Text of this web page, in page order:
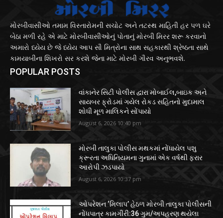
મોરબીવાસીઓ તમામ વિસ્તારોમની સચોટ અને તટસ્થ માહિતી હર પળ ઘરે
બેઠા મળી રહે એ માટે મોરબીવાસીઓનું પોતાનું મોરબી મિરર શરૂ કરવાનો
અમારો ધ્યેય છે જે ધ્યેય આપ સૌ મિત્રોના સાથ સહકારથી શ્રેષ્ઠતા સાથે
કામયાબીના શિખરો સર કરશે જેના માટે મોરબી ગૌરવ અનુભવશે.
POPULAR POSTS
વાંકાનેર સિટી પોલીસ દ્વારા મોબાઈલ,બાઇક અને
સાયબર ફ્રોડમાં ગયેલ રોકડ સહિતનો મુદામાલ
શોધી મૂળ માલિકને સોંપાયો
August 6, 2026 10:40 pm
મોરબી તાલુકા પોલીસ મથકમાં નોંધાયેલ પશુ
ક્રૂરતા અધિનિયમના ગુનામાં એક વર્ષથી ફરાર
આરોપી ઝડપાયો
August 6, 2026 10:37 pm
ઓપરેશન ‘મિલાપ’ હેઠળ મોરબી તાલુકા પોલીસની
નોંધપાત્ર કામગીરી:36 ગુમ/અપહરણ થયેલા